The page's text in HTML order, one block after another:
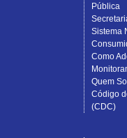
Pública
Sistema
Como
Quem
Código
(CDC)